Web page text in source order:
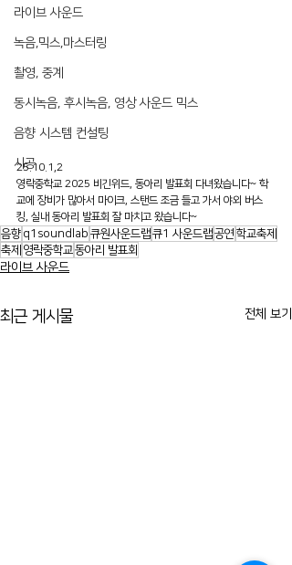
라이브 사운드
녹음,믹스,마스터링
촬영, 중계
동시녹음, 후시녹음, 영상 사운드 믹스
음향 시스템 컨설팅
시공
25.10.1,2
영락중학교 2025 비긴위드, 동아리 발표회 다녀왔습니다~ 학
교에 장비가 많아서 마이크, 스탠드 조금 들고 가서 야외 버스
킹, 실내 동아리 발표회 잘 마치고 왔습니다~
음향 q1soundlab 큐원사운드랩큐1 사운드랩공연 학교축제
축제 영락중학교 동아리 발표회
라이브 사운드
최근 게시물 전체 보기